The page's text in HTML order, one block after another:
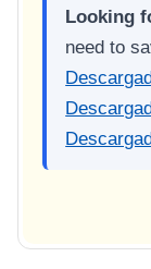
Looking
need to